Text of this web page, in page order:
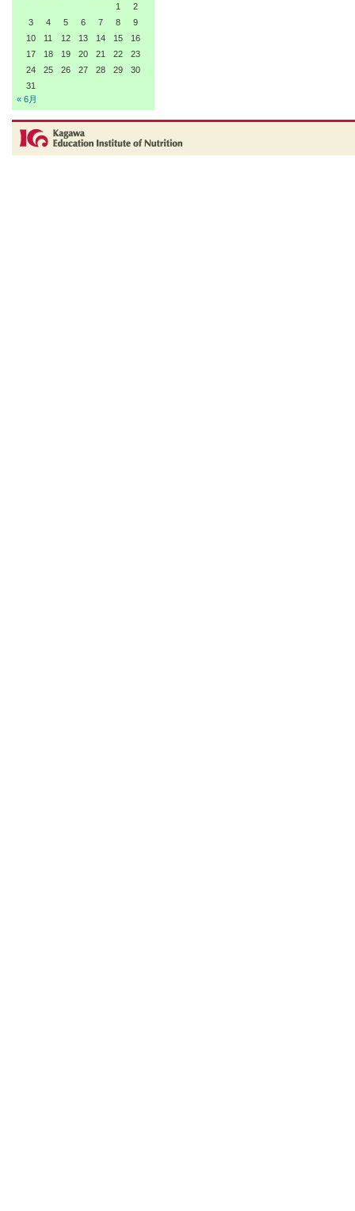
1
2
3
4 5 6 7 8
9
10
11 12 13 14 15
16
17
18 19 20 21 22
23
24
25 26 27 28 29
30
31
« 6月